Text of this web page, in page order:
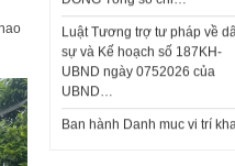
sự và Kế hoạch số 187KH-
UBND ngày 0752026 của
UBND…
Ban hành Danh mục vị trí khai
thành phố Hà Nội